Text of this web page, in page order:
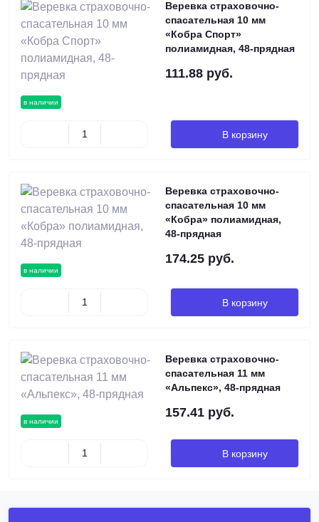
в наличии
Веревка страховочно-
спасательная 10 мм
«Кобра Спорт»
полиамидная, 48-прядная
111.88 руб.
В корзину
в наличии
Веревка страховочно-
спасательная 10 мм
«Кобра» полиамидная,
48-прядная
174.25 руб.
В корзину
в наличии
Веревка страховочно-
спасательная 11 мм
«Альпекс», 48-прядная
157.41 руб.
В корзину